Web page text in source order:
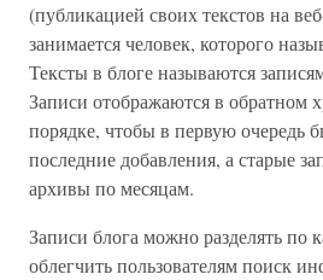
(публикацией своих текстов на
занимается человек, которого
Тексты в блоге называются
Записи отображаются в обратном
порядке, чтобы в первую очередь
последние добавления, а старые
архивы по месяцам.
Записи блога можно разделять по
облегчить пользователям поиск